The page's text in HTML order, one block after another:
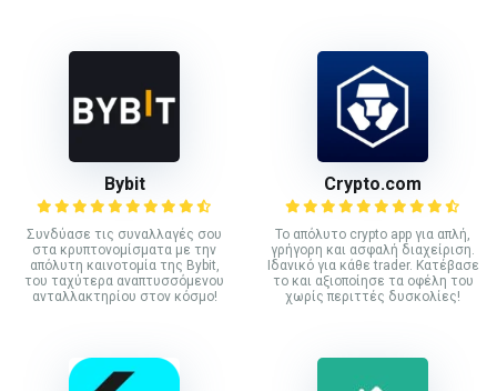
Bybit
Συνδύασε τις συναλλαγές σου
στα κρυπτονομίσματα με την
απόλυτη καινοτομία της Bybit,
του ταχύτερα αναπτυσσόμενου
ανταλλακτηρίου στον κόσμο!
Crypto.com
Το απόλυτο crypto app για απλή,
γρήγορη και ασφαλή διαχείριση.
Ιδανικό για κάθε trader. Κατέβασε
το και αξιοποίησε τα οφέλη του
χωρίς περιττές δυσκολίες!